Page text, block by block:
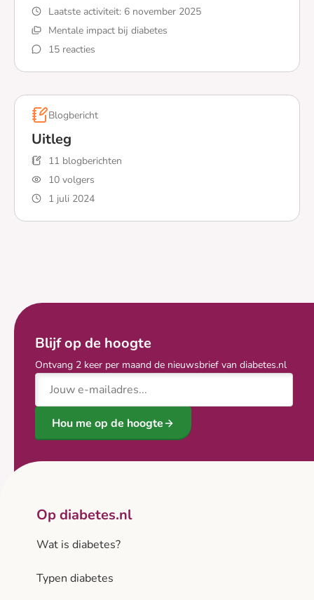
Laatste activiteit: 6 november 2025
Mentale impact bij diabetes
15 reacties
Lees meer over Misverstanden over diabetes
Blogbericht
Uitleg
11 blogberichten
10 volgers
1 juli 2024
Lees meer over Uitleg
Blijf op de hoogte
Ontvang 2 keer per maand de nieuwsbrief van diabetes.nl
E-mailadres
Hou me op de hoogte
Op diabetes.nl
Wat is diabetes?
Typen diabetes